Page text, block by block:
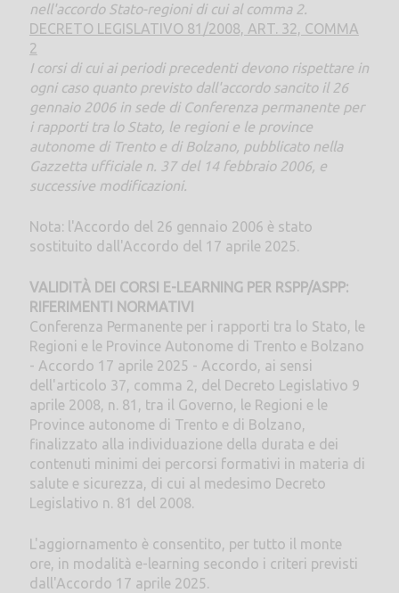
nell'accordo Stato-regioni di cui al comma 2.
DECRETO LEGISLATIVO 81/2008, ART. 32, COMMA
2
I corsi di cui ai periodi precedenti devono rispettare in
ogni caso quanto previsto dall'accordo sancito il 26
gennaio 2006 in sede di Conferenza permanente per
i rapporti tra lo Stato, le regioni e le province
autonome di Trento e di Bolzano, pubblicato nella
Gazzetta ufficiale n. 37 del 14 febbraio 2006, e
successive modificazioni.
Nota: l'Accordo del 26 gennaio 2006 è stato
sostituito dall'Accordo del 17 aprile 2025.
VALIDITÀ DEI CORSI E-LEARNING PER RSPP/ASPP:
RIFERIMENTI NORMATIVI
Conferenza Permanente per i rapporti tra lo Stato, le
Regioni e le Province Autonome di Trento e Bolzano
- Accordo 17 aprile 2025 - Accordo, ai sensi
dell'articolo 37, comma 2, del Decreto Legislativo 9
aprile 2008, n. 81, tra il Governo, le Regioni e le
Province autonome di Trento e di Bolzano,
finalizzato alla individuazione della durata e dei
contenuti minimi dei percorsi formativi in materia di
salute e sicurezza, di cui al medesimo Decreto
Legislativo n. 81 del 2008.
L'aggiornamento è consentito, per tutto il monte
ore, in modalità e-learning secondo i criteri previsti
dall'Accordo 17 aprile 2025.